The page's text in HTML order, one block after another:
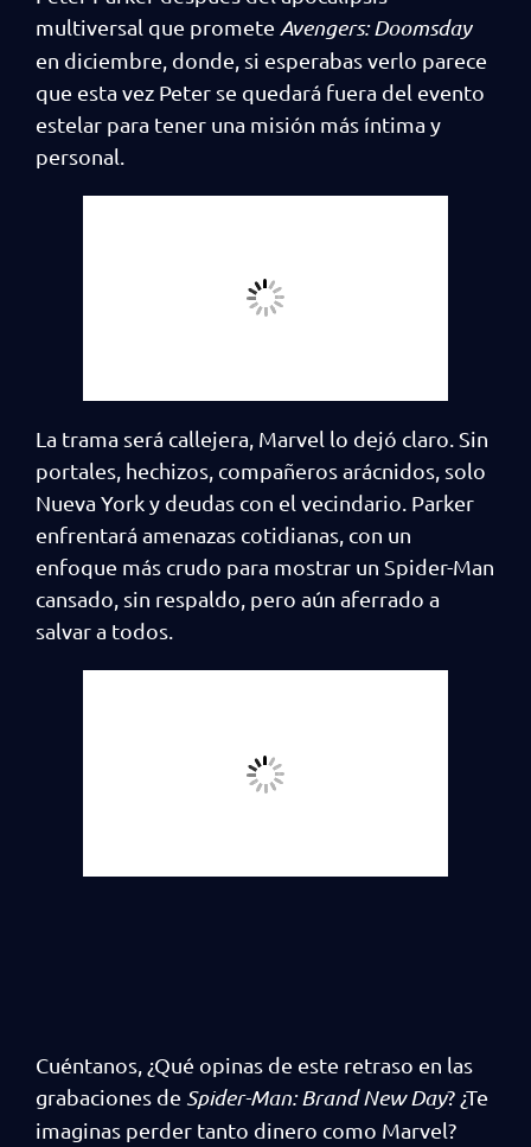
multiversal que promete Avengers: Doomsday
en diciembre, donde, si esperabas verlo parece
que esta vez Peter se quedará fuera del evento
estelar para tener una misión más íntima y
personal.
La trama será callejera, Marvel lo dejó claro. Sin
portales, hechizos, compañeros arácnidos, solo
Nueva York y deudas con el vecindario. Parker
enfrentará amenazas cotidianas, con un
enfoque más crudo para mostrar un Spider-Man
cansado, sin respaldo, pero aún aferrado a
salvar a todos.
Cuéntanos, ¿Qué opinas de este retraso en las
grabaciones de Spider-Man: Brand New Day? ¿Te
imaginas perder tanto dinero como Marvel?